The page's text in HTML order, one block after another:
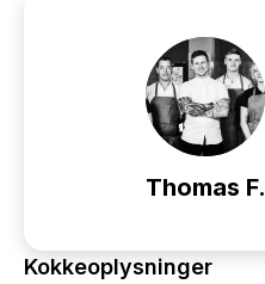
Thomas F.
Kokkeoplysninger